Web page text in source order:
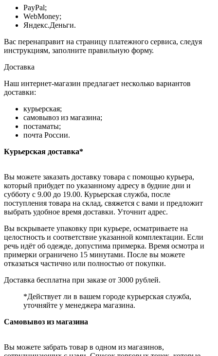
PayPal;
WebMoney;
Яндекс.Деньги.
Вас перенаправит на страницу платежного сервиса, следуя
инструкциям, заполните правильную форму.
Доставка
Наш интернет-магазин предлагает несколько вариантов
доставки:
курьерская;
самовывоз из магазина;
постаматы;
почта России.
Курьерская доставка*
Вы можете заказать доставку товара с помощью курьера,
который прибудет по указанному адресу в будние дни и
субботу с 9.00 до 19.00. Курьерская служба, после
поступления товара на склад, свяжется с вами и предложит
выбрать удобное время доставки. Уточнит адрес.
Вы вскрываете упаковку при курьере, осматриваете на
целостность и соответствие указанной комплектации. Если
речь идёт об одежде, допустима примерка. Время осмотра и
примерки ограничено 15 минутами. После вы можете
отказаться частично или полностью от покупки.
Доставка бесплатна при заказе от 3000 рублей.
*Действует ли в вашем городе курьерская служба,
уточняйте у менеджера магазина.
Самовывоз из магазина
Вы можете забрать товар в одном из магазинов,